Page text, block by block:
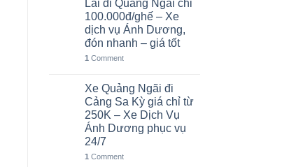
Lai đi Quảng Ngãi chỉ
100.000đ/ghế – Xe
dịch vụ Ánh Dương,
đón nhanh – giá tốt
1 Comment
Xe Quảng Ngãi đi
Cảng Sa Kỳ giá chỉ từ
250K – Xe Dịch Vụ
Ánh Dương phục vụ
24/7
1 Comment